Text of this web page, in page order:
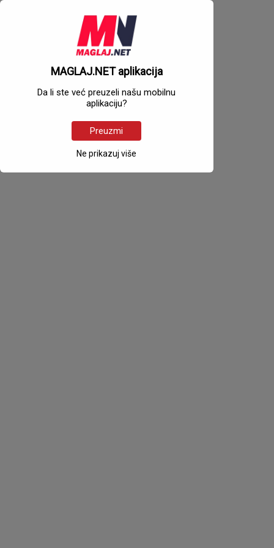
MAGLAJ.NET aplikacija
Da li ste već preuzeli našu mobilnu
aplikaciju?
Preuzmi
Ne prikazuj više